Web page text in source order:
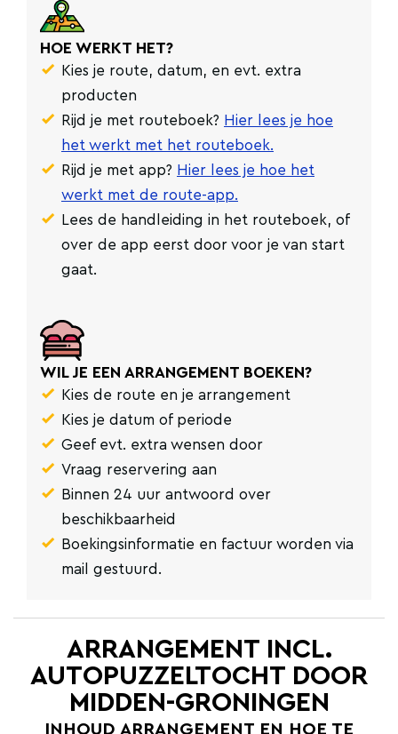
HOE WERKT HET?
Kies je route, datum, en evt. extra
producten
Rijd je met routeboek? Hier lees je hoe
het werkt met het routeboek.
Rijd je met app? Hier lees je hoe het
werkt met de route-app.
Lees de handleiding in het routeboek, of
over de app eerst door voor je van start
gaat.
WIL JE EEN ARRANGEMENT BOEKEN?
Kies de route en je arrangement
Kies je datum of periode
Geef evt. extra wensen door
Vraag reservering aan
Binnen 24 uur antwoord over
beschikbaarheid
Boekingsinformatie en factuur worden via
mail gestuurd.
ARRANGEMENT INCL.
AUTOPUZZELTOCHT DOOR
MIDDEN-GRONINGEN
INHOUD ARRANGEMENT EN HOE TE